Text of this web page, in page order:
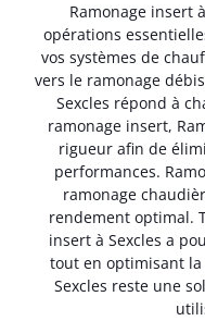
Ramonage insert
opérations
vos systèmes de
vers le ramonage
Sexcles répond à
ramonage insert,
rigueur afin de
performances.
ramonage
rendement optimal.
insert à Sexcles a
tout en optimisant la
Sexcles reste une